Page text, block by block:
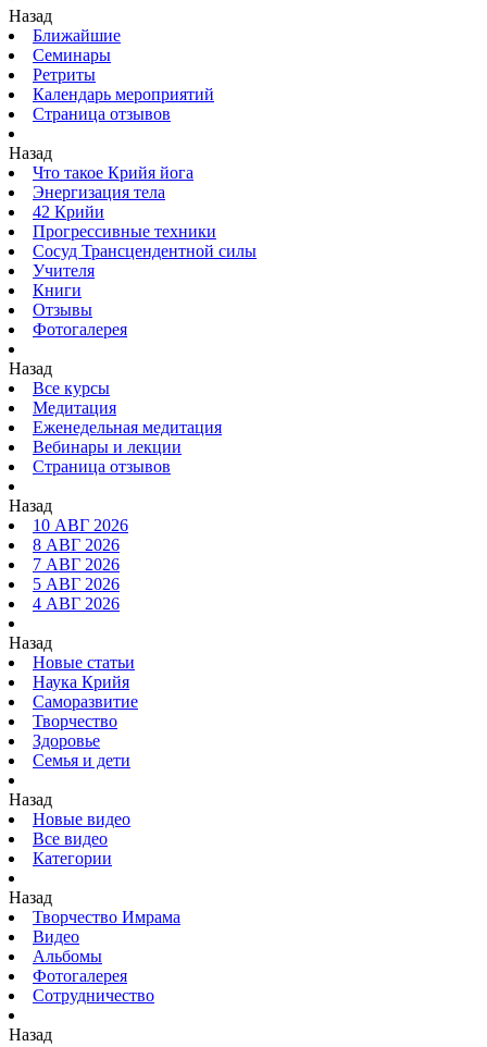
Назад
Ближайшие
Семинары
Ретриты
Календарь мероприятий
Страница отзывов
Назад
Что такое Крийя йога
Энергизация тела
42 Крийи
Прогрессивные техники
Сосуд Трансцендентной силы
Учителя
Книги
Отзывы
Фотогалерея
Назад
Все курсы
Медитация
Еженедельная медитация
Вебинары и лекции
Страница отзывов
Назад
10 АВГ 2026
8 АВГ 2026
7 АВГ 2026
5 АВГ 2026
4 АВГ 2026
Назад
Новые статьи
Наука Крийя
Саморазвитие
Творчество
Здоровье
Семья и дети
Назад
Новые видео
Все видео
Категории
Назад
Творчество Имрама
Видео
Альбомы
Фотогалерея
Сотрудничество
Назад